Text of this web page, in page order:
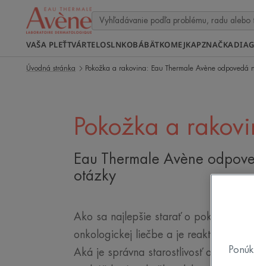
VAŠA PLEŤTVÁRTELOSLNKOBÁBÄTKOMEJKAPZNAČKA
Úvodná stránka Pokožka a rakovina: Eau Thermale Avène odpovedá
Pokožka a
Eau Thermale Avène
otázky
Ako sa najlepšie starať o pokožku,
onkologickej liečbe a je reaktívnejšia?
Aká je správna starostlivosť o pleť?